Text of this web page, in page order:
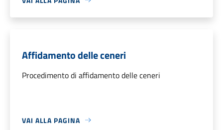
Affidamento delle ceneri
Procedimento di affidamento delle ceneri
VAI ALLA PAGINA